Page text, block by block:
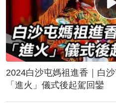
2024白沙屯媽祖進香｜白
「進火」儀式後起駕回鑾